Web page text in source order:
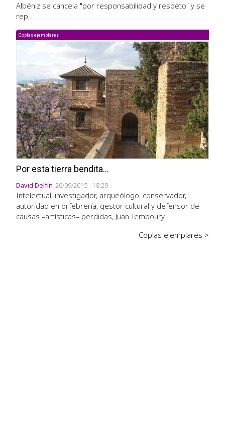
Albéniz se cancela "por responsabilidad y respeto" y se
rep
Coplas ejemplares
Por esta tierra bendita...
David Delfín 26/09/2015 - 18:29
Intelectual, investigador, arqueólogo, conservador,
autoridad en orfebrería, gestor cultural y defensor de
causas –artísticas– perdidas, Juan Temboury.
Coplas ejemplares >